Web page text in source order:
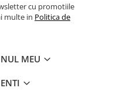
cu promotiile
multe in Politica de
MEU